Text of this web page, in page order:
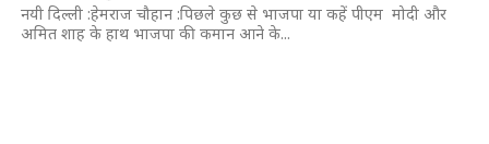
नयी दिल्ली :हेमराज चौहान :पिछले कुछ से भाजपा या कहें पीएम मोदी और
अमित शाह के हाथ भाजपा की कमान आने के...